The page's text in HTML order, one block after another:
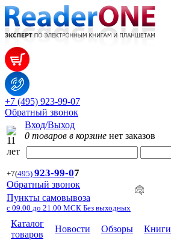
+7 (495) 923-99-07
Обратный звонок
Вход/Выход
0 товаров в корзине нет заказов
+7(495) 923-99-07
Обратный звонок
Пункты самовывоза
с 09.00 до 21.00 МСК Без выходных
Каталог
товаров
Новости Обзоры Книги